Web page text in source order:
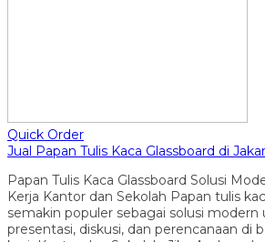
Quick Order
Jual Papan Tulis Kaca Glassboard di
Papan Tulis Kaca Glassboard Solusi
Kerja Kantor dan Sekolah Papan tulis
semakin populer sebagai solusi
presentasi, diskusi, dan perencanaan di